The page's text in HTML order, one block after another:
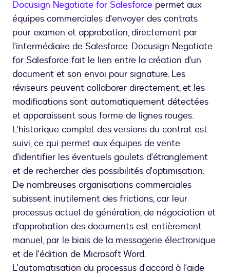
Docusign Negotiate for Salesforce permet aux
équipes commerciales d'envoyer des contrats
pour examen et approbation, directement par
l'intermédiaire de Salesforce. Docusign Negotiate
for Salesforce fait le lien entre la création d'un
document et son envoi pour signature. Les
réviseurs peuvent collaborer directement, et les
modifications sont automatiquement détectées
et apparaissent sous forme de lignes rouges.
L'historique complet des versions du contrat est
suivi, ce qui permet aux équipes de vente
d'identifier les éventuels goulets d'étranglement
et de rechercher des possibilités d'optimisation.
De nombreuses organisations commerciales
subissent inutilement des frictions, car leur
processus actuel de génération, de négociation et
d'approbation des documents est entièrement
manuel, par le biais de la messagerie électronique
et de l'édition de Microsoft Word.
L'automatisation du processus d'accord à l'aide